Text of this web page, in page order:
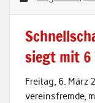
siegt mit 6
Freitag, 6. März
vereinsfremde,